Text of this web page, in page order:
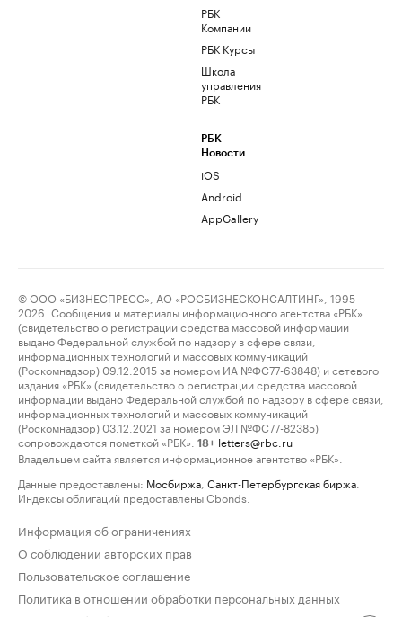
РБК
Компании
РБК Курсы
Школа
управления
РБК
РБК
Новости
iOS
Android
AppGallery
© ООО «БИЗНЕСПРЕСС», АО «РОСБИЗНЕСКОНСАЛТИНГ», 1995–
2026. Сообщения и материалы информационного агентства «РБК»
(свидетельство о регистрации средства массовой информации
выдано Федеральной службой по надзору в сфере связи,
информационных технологий и массовых коммуникаций
(Роскомнадзор) 09.12.2015 за номером ИА №ФС77-63848) и сетевого
издания «РБК» (свидетельство о регистрации средства массовой
информации выдано Федеральной службой по надзору в сфере связи,
информационных технологий и массовых коммуникаций
(Роскомнадзор) 03.12.2021 за номером ЭЛ №ФС77-82385)
сопровождаются пометкой «РБК».
18+ letters@rbc.ru
Владельцем сайта является информационное агентство «РБК».
Данные предоставлены: Мосбиржа Санкт-Петербургская биржа
Индексы облигаций предоставлены Cbonds.
Информация об ограничениях
О соблюдении авторских прав
Пользовательское соглашение
Политика в отношении обработки персональных данных